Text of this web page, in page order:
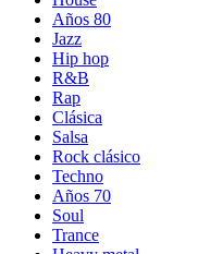
Años 80
Jazz
Hip hop
R&B
Rap
Clásica
Salsa
Rock clásico
Techno
Años 70
Soul
Trance